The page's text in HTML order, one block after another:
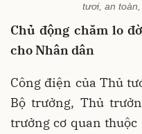
tươi, an
Chủ động chăm lo
cho Nhân dân
Công điện của Thủ
Bộ trưởng, Thủ
trưởng cơ quan thuộc